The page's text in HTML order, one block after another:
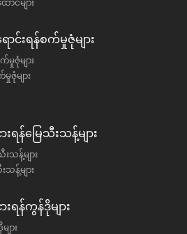
ာင်များ
င်းရန်စက်မှုဇုံများ
ဇုံများ
ဇုံများ
ရန်မြေသီးသန့်များ
သန့်များ
သန့်များ
ရန်ကွန်ဒိုများ
ား